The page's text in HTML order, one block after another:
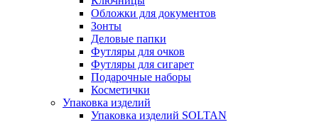
Обложки для документов
Зонты
Деловые папки
Футляры для очков
Футляры для сигарет
Подарочные наборы
Косметички
Упаковка изделий
Упаковка изделий SOLTAN